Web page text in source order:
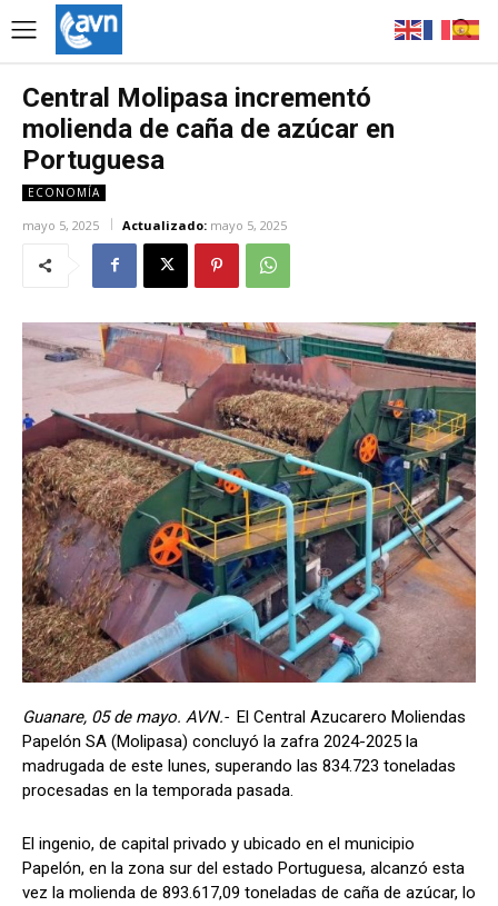
Central Molipasa incrementó
molienda de caña de azúcar en
Portuguesa
ECONOMÍA
mayo 5, 2025 Actualizado: mayo 5, 2025
Guanare, 05 de mayo. AVN.- El Central Azucarero Moliendas
Papelón SA (Molipasa) concluyó la zafra 2024-2025 la
madrugada de este lunes, superando las 834.723 toneladas
procesadas en la temporada pasada.
El ingenio, de capital privado y ubicado en el municipio
Papelón, en la zona sur del estado Portuguesa, alcanzó esta
vez la molienda de 893.617,09 toneladas de caña de azúcar, lo